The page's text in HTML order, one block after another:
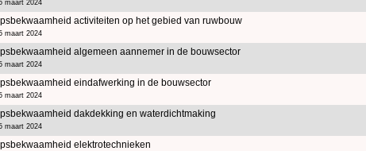
maart 2024
activiteiten op het gebied van ruwbouw
maart 2024
algemeen aannemer in de bouwsector
maart 2024
eindafwerking in de bouwsector
maart 2024
dakdekking en waterdichtmaking
maart 2024
elektrotechnieken